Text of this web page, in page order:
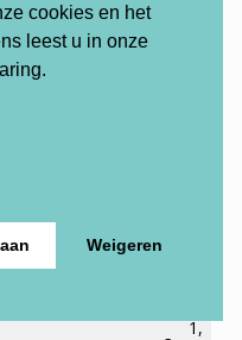
cookies en het
leest u in onze
Weigeren
1,